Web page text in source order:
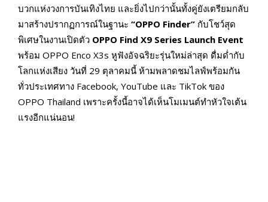
บวกแห่งวงการบันเทิงไทย และยิ่งไปกว่านั้นทั้งคู่ยังเตรียมกลับ
มาสร้างปรากฏการณ์ในฐานะ “OPPO Finder” กับโชว์สุด
พิเศษในงานเปิดตัว OPPO Find X9 Series Launch Event
พร้อม OPPO Enco X3s หูฟังอัจฉริยะรุ่นใหม่ล่าสุด ดื่มด่ำกับ
โลกแห่งเสียง วันที่ 29 ตุลาคมนี้ ห้ามพลาดชมไลฟ์พร้อมกัน
ทั่วประเทศทาง Facebook, YouTube และ TikTok ของ
OPPO Thailand เพราะครั้งนี้อาจได้เห็นโมเมนต์ทำหัวใจเต้น
แรงอีกแน่นอน!